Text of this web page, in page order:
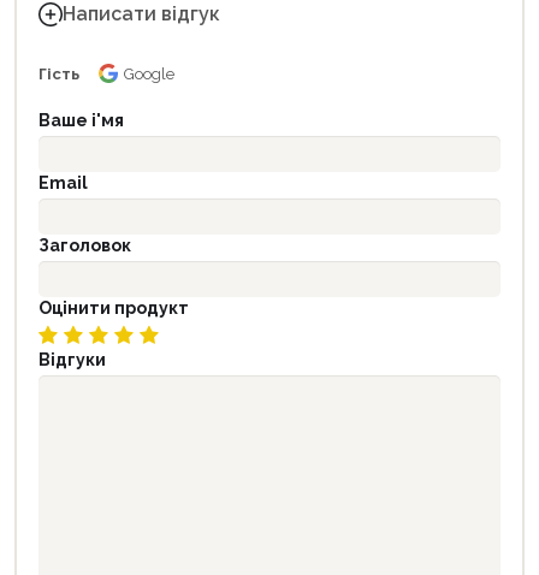
Написати відгук
Гість Google
Ваше і'мя
Email
Заголовок
Оцінити продукт
Відгуки